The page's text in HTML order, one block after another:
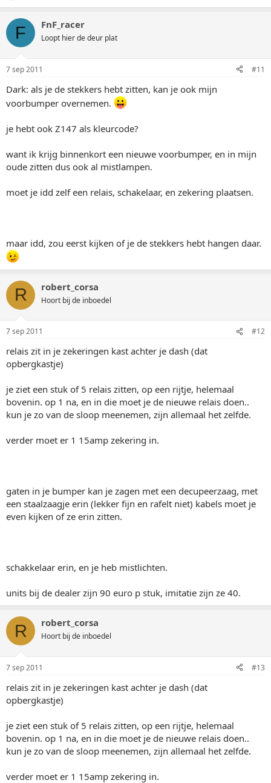
F FnF_racer
Loopt hier de deur plat
7 sep 2011 #11
Dark: als je de stekkers hebt zitten, kan je ook mijn
voorbumper overnemen.
je hebt ook Z147 als kleurcode?
want ik krijg binnenkort een nieuwe voorbumper, en in mijn
oude zitten dus ook al mistlampen.
moet je idd zelf een relais, schakelaar, en zekering plaatsen.
maar idd, zou eerst kijken of je de stekkers hebt hangen daar.
R robert_corsa
Hoort bij de inboedel
7 sep 2011 #12
relais zit in je zekeringen kast achter je dash (dat
opbergkastje)
je ziet een stuk of 5 relais zitten, op een rijtje, helemaal
bovenin. op 1 na, en in die moet je de nieuwe relais doen..
kun je zo van de sloop meenemen, zijn allemaal het zelfde.
verder moet er 1 15amp zekering in.
gaten in je bumper kan je zagen met een decupeerzaag, met
een staalzaagje erin (lekker fijn en rafelt niet) kabels moet je
even kijken of ze erin zitten.
schakkelaar erin, en je heb mistlichten.
units bij de dealer zijn 90 euro p stuk, imitatie zijn ze 40.
R robert_corsa
Hoort bij de inboedel
7 sep 2011 #13
relais zit in je zekeringen kast achter je dash (dat
opbergkastje)
je ziet een stuk of 5 relais zitten, op een rijtje, helemaal
bovenin. op 1 na, en in die moet je de nieuwe relais doen..
kun je zo van de sloop meenemen, zijn allemaal het zelfde.
verder moet er 1 15amp zekering in.